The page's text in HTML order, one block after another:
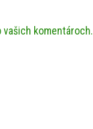
komentároch.